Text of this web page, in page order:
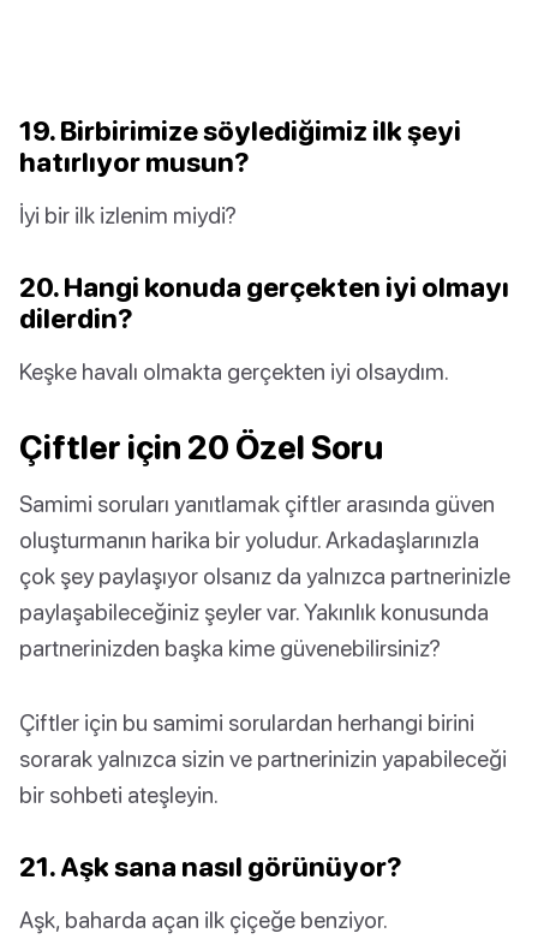
19. Birbirimize söylediğimiz ilk şeyi
hatırlıyor musun?
İyi bir ilk izlenim miydi?
20. Hangi konuda gerçekten iyi olmayı
dilerdin?
Keşke havalı olmakta gerçekten iyi olsaydım.
Çiftler için 20 Özel Soru
Samimi soruları yanıtlamak çiftler arasında güven
oluşturmanın harika bir yoludur. Arkadaşlarınızla
çok şey paylaşıyor olsanız da yalnızca partnerinizle
paylaşabileceğiniz şeyler var. Yakınlık konusunda
partnerinizden başka kime güvenebilirsiniz?
Çiftler için bu samimi sorulardan herhangi birini
sorarak yalnızca sizin ve partnerinizin yapabileceği
bir sohbeti ateşleyin.
21. Aşk sana nasıl görünüyor?
Aşk, baharda açan ilk çiçeğe benziyor.